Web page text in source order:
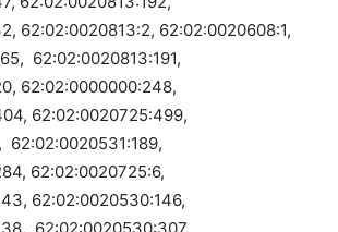
62:02:0020813:2, 62:02:0020608:1,
62:02:0020813:191,
62:02:0000000:248,
62:02:0020725:499,
62:02:0020531:189,
62:02:0020725:6,
62:02:0020530:146,